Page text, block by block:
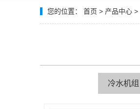
您的位置： 首页 > 产品中心 >
冷水机组